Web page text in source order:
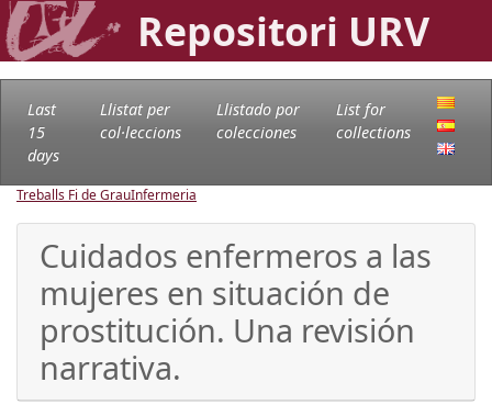
Repositori URV
Last
15
days
Llistat per
col·leccions
Llistado por
colecciones
List for
collections
Treballs Fi de GrauInfermeria
Cuidados enfermeros a las
mujeres en situación de
prostitución. Una revisión
narrativa.